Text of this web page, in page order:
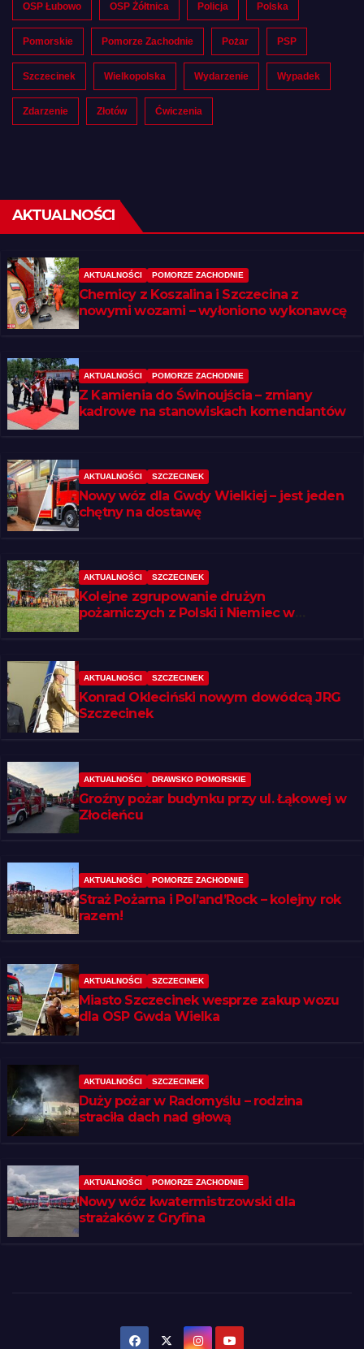
OSP Łubowo OSP Żółtnica Policja Polska
Pomorskie Pomorze Zachodnie Pożar PSP
Szczecinek Wielkopolska Wydarzenie Wypadek
Zdarzenie Złotów Ćwiczenia
AKTUALNOŚCI
AKTUALNOŚCI POMORZE ZACHODNIE
Chemicy z Koszalina i Szczecina z
nowymi wozami – wyłoniono wykonawcę
AKTUALNOŚCI POMORZE ZACHODNIE
Z Kamienia do Świnoujścia – zmiany
kadrowe na stanowiskach komendantów
AKTUALNOŚCI SZCZECINEK
Nowy wóz dla Gwdy Wielkiej – jest jeden
chętny na dostawę
AKTUALNOŚCI SZCZECINEK
Kolejne zgrupowanie drużyn
pożarniczych z Polski i Niemiec w
AKTUALNOŚCI SZCZECINEK
Konrad Okleciński nowym dowódcą JRG
Szczecinek
AKTUALNOŚCI DRAWSKO POMORSKIE
Groźny pożar budynku przy ul. Łąkowej w
Złocieńcu
AKTUALNOŚCI POMORZE ZACHODNIE
Straż Pożarna i Pol’and’Rock – kolejny rok
razem!
AKTUALNOŚCI SZCZECINEK
Miasto Szczecinek wesprze zakup wozu
dla OSP Gwda Wielka
AKTUALNOŚCI SZCZECINEK
Duży pożar w Radomyślu – rodzina
straciła dach nad głową
AKTUALNOŚCI POMORZE ZACHODNIE
Nowy wóz kwatermistrzowski dla
strażaków z Gryfina